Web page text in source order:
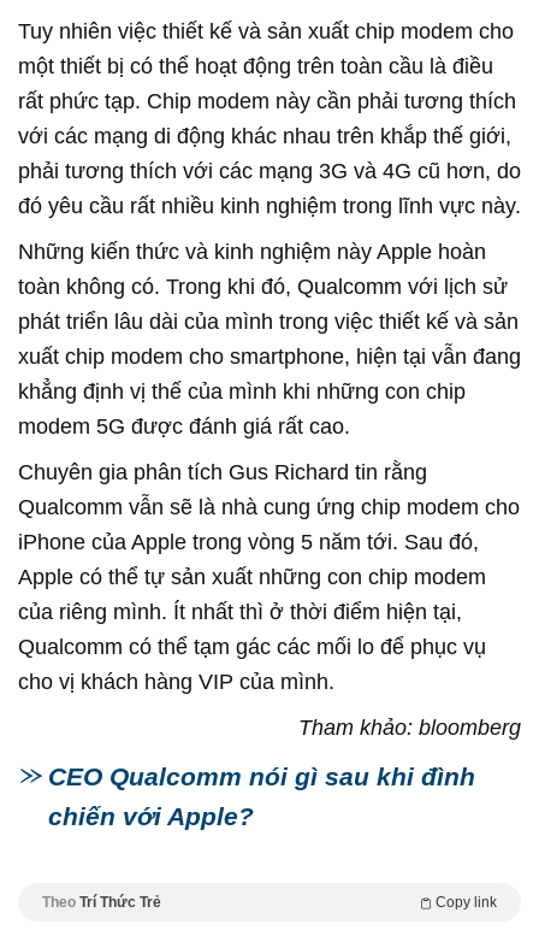
Tuy nhiên việc thiết kế và sản xuất chip modem cho
một thiết bị có thể hoạt động trên toàn cầu là điều
rất phức tạp. Chip modem này cần phải tương thích
với các mạng di động khác nhau trên khắp thế giới,
phải tương thích với các mạng 3G và 4G cũ hơn, do
đó yêu cầu rất nhiều kinh nghiệm trong lĩnh vực này.
Những kiến thức và kinh nghiệm này Apple hoàn
toàn không có. Trong khi đó, Qualcomm với lịch sử
phát triển lâu dài của mình trong việc thiết kế và sản
xuất chip modem cho smartphone, hiện tại vẫn đang
khẳng định vị thế của mình khi những con chip
modem 5G được đánh giá rất cao.
Chuyên gia phân tích Gus Richard tin rằng
Qualcomm vẫn sẽ là nhà cung ứng chip modem cho
iPhone của Apple trong vòng 5 năm tới. Sau đó,
Apple có thể tự sản xuất những con chip modem
của riêng mình. Ít nhất thì ở thời điểm hiện tại,
Qualcomm có thể tạm gác các mối lo để phục vụ
cho vị khách hàng VIP của mình.
Tham khảo: bloomberg
CEO Qualcomm nói gì sau khi đình
chiến với Apple?
Theo Trí Thức Trẻ Copy link